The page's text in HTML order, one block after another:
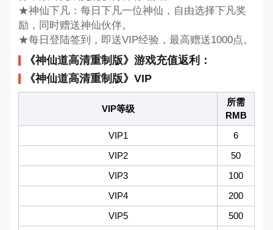
★神仙下凡：每日下凡一位神仙，自由选择下凡奖
励，同时赠送神仙伙伴。
★每日登陆签到，即送VIP经验，最高赠送1000点。
《神仙道高清重制版》游戏充值返利：
《神仙道高清重制版》VIP
VIP等级
所需
RMB
VIP1
6
VIP2
50
VIP3
100
VIP4
200
VIP5
500